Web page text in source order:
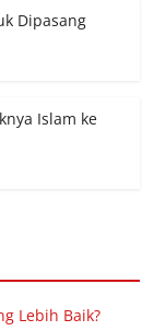
Dipasang
Islam ke
Lebih Baik?